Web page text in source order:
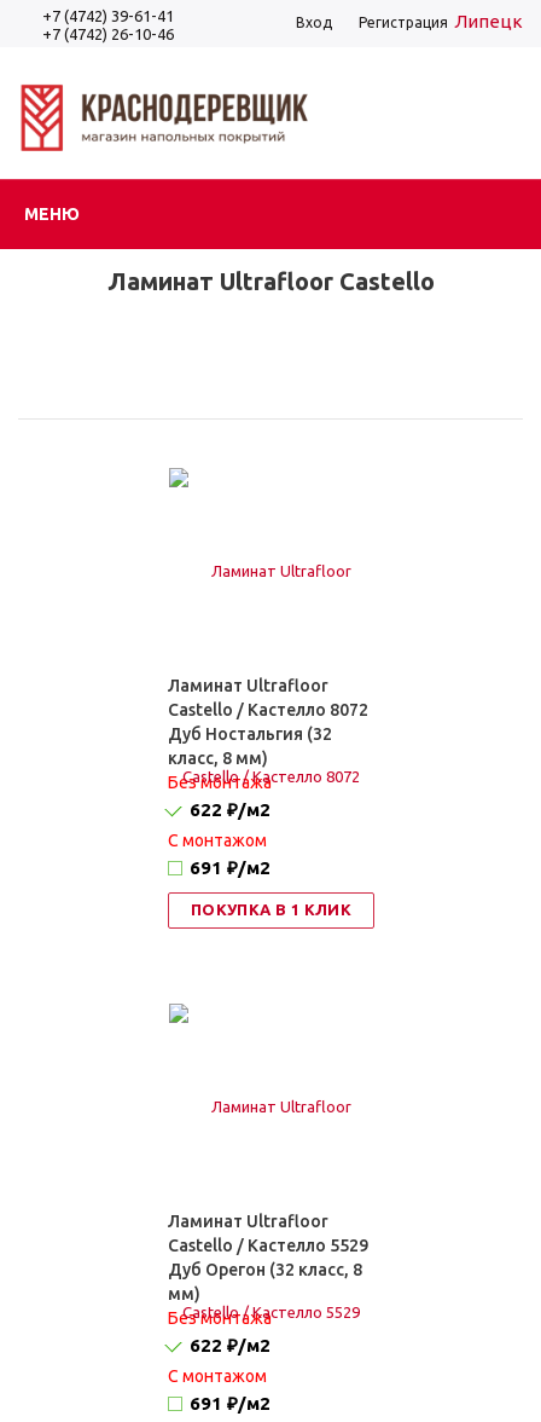
+7 (4742) 39-61-41
+7 (4742) 26-10-46
Липецк
Вход Регистрация
МЕНЮ
Ламинат Ultrafloor Castello
Ламинат Ultrafloor
Castello / Кастелло 8072
Дуб Ностальгия (32
класс, 8 мм)
Без монтажа
622 ₽/м2
C монтажом
691 ₽/м2
ПОКУПКА В 1 КЛИК
Ламинат Ultrafloor
Castello / Кастелло 5529
Дуб Орегон (32 класс, 8
мм)
Без монтажа
622 ₽/м2
C монтажом
691 ₽/м2